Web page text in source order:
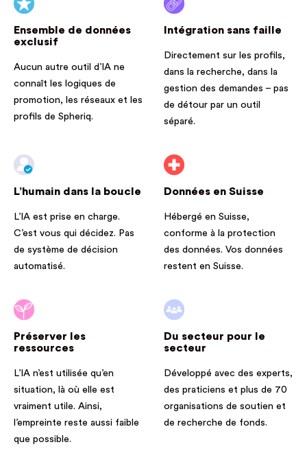
Ensemble de données
exclusif
Aucun autre outil d’IA ne
connaît les logiques de
promotion, les réseaux et les
profils de Spheriq.
Intégration sans faille
Directement sur les profils,
dans la recherche, dans la
gestion des demandes – pas
de détour par un outil
séparé.
L’humain dans la boucle
L’IA est prise en charge.
C’est vous qui décidez. Pas
de système de décision
automatisé.
Données en Suisse
Hébergé en Suisse,
conforme à la protection
des données. Vos données
restent en Suisse.
Préserver les
ressources
L’IA n’est utilisée qu’en
situation, là où elle est
vraiment utile. Ainsi,
l’empreinte reste aussi faible
que possible.
Du secteur pour le
secteur
Développé avec des experts,
des praticiens et plus de 70
organisations de soutien et
de recherche de fonds.